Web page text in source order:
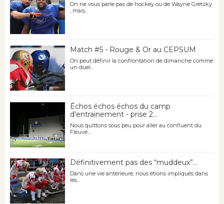
On ne vous parle pas de hockey ou de Wayne Gretzky
, mais...
Match #5 - Rouge & Or au CEPSUM
On peut définir la confrontation de dimanche comme
un duel...
Échos échos échos du camp
d'entrainement - prise 2...
Nous quittons sous peu pour aller au confluent du
Fleuve...
Définitivement pas des “muddeux”...
Dans une vie antérieure, nous étions impliqués dans
les...